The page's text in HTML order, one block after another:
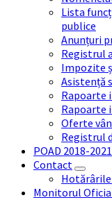
Lista
publice
Anunțuri
Registrul
Impozite
Asistență
Rapoarte
Rapoarte
Oferte
Registrul
POAD 2018-2021
Contact
Monitorul